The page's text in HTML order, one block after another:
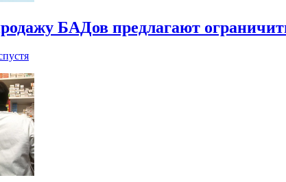
БАДов предлагают